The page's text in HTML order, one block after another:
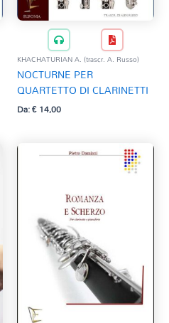
KHACHATURIAN A. (trascr. A. Russo)
NOCTURNE PER
QUARTETTO DI CLARINETTI
Da:€14,00